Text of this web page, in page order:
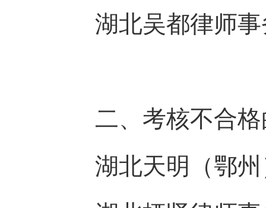
湖北吴都律师
二、 考核不合
湖北天明（鄂